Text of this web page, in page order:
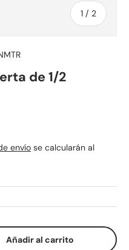
1 / de
2
de 1/2
envío se calcularán al
Añadir al carrito